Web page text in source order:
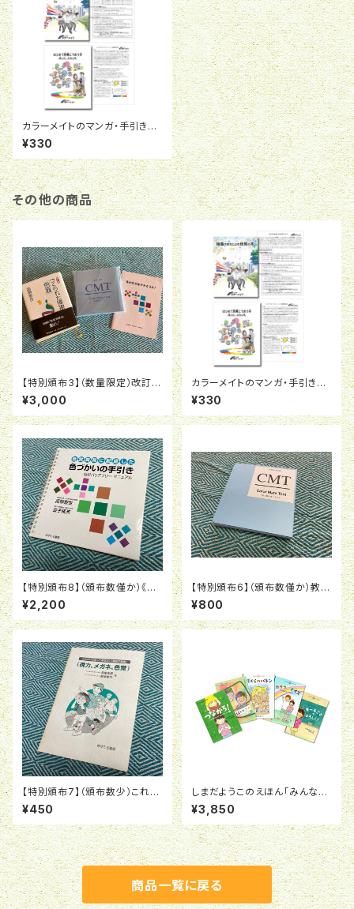
カラーメイトのマンガ・手引き４
冊セット
¥330
その他の商品
【特別頒布3】（数量限定）改訂版
セット「つくられた障害『色盲』」＆
「教育用色覚検査表」
¥3,000
カラーメイトのマンガ・手引き４
冊セット
¥330
【特別頒布8】（頒布数僅か）《日
本語版》色覚異常に配慮した 色
づかいの手引き 色彩バリアフリ
ーマニュアル
¥2,200
【特別頒布6】（頒布数僅か）教育
用色覚検査表 Color Mate T
est (CMT)旧版
¥800
【特別頒布7】（頒布数少）これだ
けは知っておきたい「教師の常
識」 視力、メガネ、色覚
¥450
しまだようこのえほん「みんなで
かんがえよう インクルーシブ教
育」5冊セット【斡旋品】
¥3,850
商品一覧に戻る